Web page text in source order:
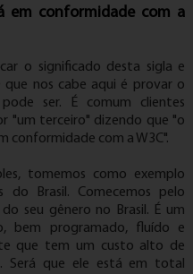
em conformidade com a
o significado desta sigla e
que nos cabe aqui é provar o
ser. É comum clientes
"um terceiro" dizendo que "o
conformidade com a W3C".
tomemos como exemplo
do Brasil. Comecemos pelo
seu gênero no Brasil. É um
bem programado, fluído e
que tem um custo alto de
Será que ele está em total